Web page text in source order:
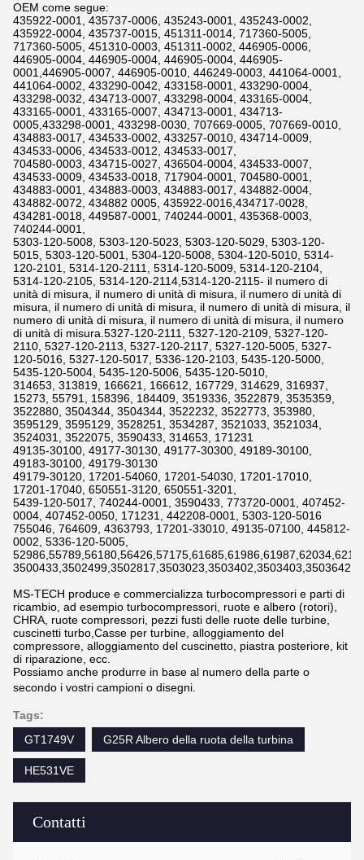
Contatti
OEM come segue:
435922-0001, 435737-0006, 435243-0001, 435243-0002,
435922-0004, 435737-0015, 451311-0014, 717360-5005,
717360-5005, 451310-0003, 451311-0002, 446905-0006,
446905-0004, 446905-0004, 446905-0004, 446905-
0001,446905-0007, 446905-0010, 446249-0003, 441064-0001,
441064-0002, 433290-0042, 433158-0001, 433290-0004,
433298-0032, 434713-0007, 433298-0004, 433165-0004,
433165-0001, 433165-0007, 434713-0001, 434713-
0005,433298-0001, 433298-0030, 707669-0005, 707669-0010,
434883-0017, 434533-0002, 433257-0010, 434714-0009,
434533-0006, 434533-0012, 434533-0017,
704580-0003, 434715-0027, 436504-0004, 434533-0007,
434533-0009, 434533-0018, 717904-0001, 704580-0001,
434883-0001, 434883-0003, 434883-0017, 434882-0004,
434882-0072, 434882 0005, 435922-0016,434717-0028,
434281-0018, 449587-0001, 740244-0001, 435368-0003,
740244-0001,
5303-120-5008, 5303-120-5023, 5303-120-5029, 5303-120-
5015, 5303-120-5001, 5304-120-5008, 5304-120-5010, 5314-
120-2101, 5314-120-2111, 5314-120-5009, 5314-120-2104,
5314-120-2105, 5314-120-2114,5314-120-2115- il numero di
unità di misura, il numero di unità di misura, il numero di unità di
misura, il numero di unità di misura, il numero di unità di misura, il
numero di unità di misura, il numero di unità di misura, il numero
di unità di misura.5327-120-2111, 5327-120-2109, 5327-120-
2110, 5327-120-2113, 5327-120-2117, 5327-120-5005, 5327-
120-5016, 5327-120-5017, 5336-120-2103, 5435-120-5000,
5435-120-5004, 5435-120-5006, 5435-120-5010,
314653, 313819, 166621, 166612, 167729, 314629, 316937,
15273, 55791, 158396, 184409, 3519336, 3522879, 3535359,
3522880, 3504344, 3504344, 3522232, 3522773, 353980,
3595129, 3595129, 3528251, 3534287, 3521033, 3521034,
3524031, 3522075, 3590433, 314653, 171231
49135-30100, 49177-30130, 49177-30300, 49189-30100,
49183-30100, 49179-30130
49179-30120, 17201-54060, 17201-54030, 17201-17010,
17201-17040, 650551-3120, 650551-3201,
5439-120-5017, 740244-0001, 3590433, 773720-0001, 407452-
0004, 407452-0050, 171231, 442208-0001, 5303-120-5016
755046, 764609, 4363793, 17201-33010, 49135-07100, 445812-
0002, 5336-120-5005,
MS-TECH produce e commercializza turbocompressori e parti di
ricambio, ad esempio turbocompressori, ruote e albero (rotori),
CHRA, ruote compressori, pezzi fusti delle ruote delle turbine,
cuscinetti turbo,Casse per turbine, alloggiamento del
compressore, alloggiamento del cuscinetto, piastra posteriore, kit
di riparazione, ecc.
Possiamo anche produrre in base al numero della parte o
secondo i vostri campioni o disegni.
Tags:
GT1749V
G25R Albero della ruota della turbina
HE531VE